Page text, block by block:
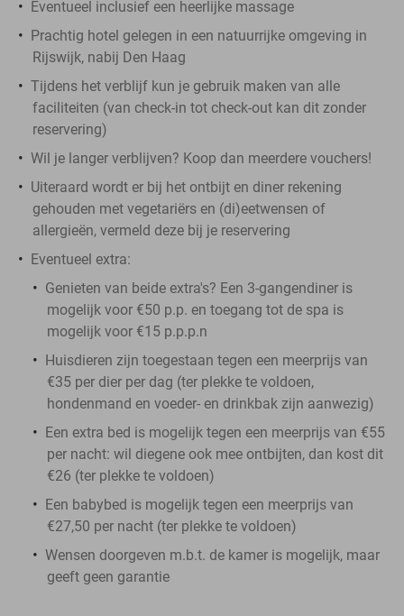
Eventueel inclusief een heerlijke massage
Prachtig hotel gelegen in een natuurrijke omgeving in
Rijswijk, nabij Den Haag
Tijdens het verblijf kun je gebruik maken van alle
faciliteiten (van check-in tot check-out kan dit zonder
reservering)
Wil je langer verblijven? Koop dan meerdere vouchers!
Uiteraard wordt er bij het ontbijt en diner rekening
gehouden met vegetariërs en (di)eetwensen of
allergieën, vermeld deze bij je reservering
Eventueel extra:
Genieten van beide extra's? Een 3-gangendiner is
mogelijk voor €50 p.p. en toegang tot de spa is
mogelijk voor €15 p.p.p.n
Huisdieren zijn toegestaan tegen een meerprijs van
€35 per dier per dag (ter plekke te voldoen,
hondenmand en voeder- en drinkbak zijn aanwezig)
Een extra bed is mogelijk tegen een meerprijs van €55
per nacht: wil diegene ook mee ontbijten, dan kost dit
€26 (ter plekke te voldoen)
Een babybed is mogelijk tegen een meerprijs van
€27,50 per nacht (ter plekke te voldoen)
Wensen doorgeven m.b.t. de kamer is mogelijk, maar
geeft geen garantie